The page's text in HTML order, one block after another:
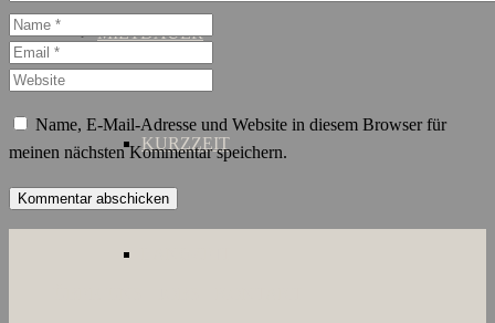
MIETDAUER
KURZZEIT
Name, E-Mail-Adresse und Website in diesem Browser für
meinen nächsten Kommentar speichern.